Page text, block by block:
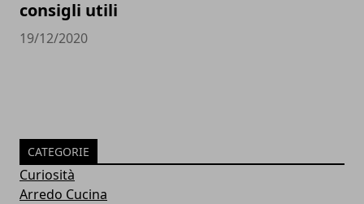
consigli utili
19/12/2020
CATEGORIE
Curiosità
Arredo Cucina